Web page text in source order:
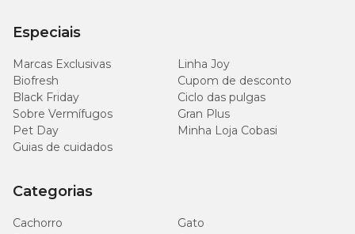
Especiais
Marcas Exclusivas
Linha Joy
Biofresh
Cupom de desconto
Black Friday
Ciclo das pulgas
Sobre Vermífugos
Gran Plus
Pet Day
Minha Loja Cobasi
Guias de cuidados
Categorias
Cachorro
Gato